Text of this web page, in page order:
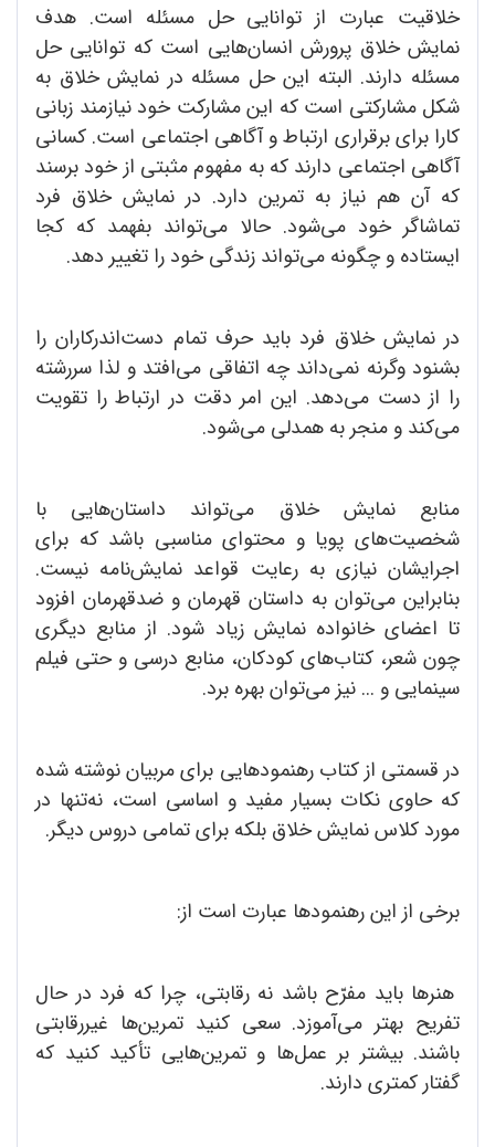
خلاقیت عبارت از توانایی حل مسئله است. هدف
نمایش خلاق پرورش انسان‌هایی است که توانایی حل
مسئله دارند. البته این حل مسئله در نمایش خلاق به
شکل مشارکتی است که این مشارکت خود نیازمند زبانی
کارا برای برقراری ارتباط و آگاهی اجتماعی است. کسانی
آ‌گاهی اجتماعی دارند که به مفهوم مثبتی از خود برسند
که آن هم نیاز به تمرین دارد. در نمایش خلاق فرد
تماشاگر خود می‌شود. حالا می‌تواند بفهمد که کجا
ایستاده و چگونه می‌تواند زندگی خود را تغییر دهد.
در نمایش خلاق فرد باید حرف تمام دست‌اندرکاران را
بشنود وگرنه نمی‌داند چه اتفاقی می‌افتد و لذا سررشته
را از دست می‌دهد. این امر دقت در ارتباط را تقویت
می‌کند و منجر به همدلی می‌شود.
منابع نمایش خلاق می‌تواند داستان‌هایی با
شخصیت‌های پویا و محتوای مناسبی باشد که برای
اجرایشان نیازی به رعایت قواعد نمایش‌نامه نیست.
بنابراین می‌توان به داستان قهرمان و ضدقهرمان افزود
تا اعضای خانواده نمایش زیاد شود. از منابع دیگری
چون شعر، کتاب‌های کودکان، منابع درسی و حتی فیلم‌
سینمایی و ... نیز می‌توان بهره برد.
در قسمتی از کتاب رهنمودهایی برای مربیان نوشته شده
که حاوی نکات بسیار مفید و اساسی است، نه‌تنها در
مورد کلاس نمایش خلاق بلکه برای تمامی دروس دیگر.
برخی از این رهنمودها عبارت‌ است از:
هنرها باید مفرّح باشد نه رقابتی، چرا که فرد در حال
تفریح بهتر می‌آموزد. سعی کنید تمرین‌ها غیررقابتی
باشند. بیشتر بر عمل‌ها و تمرین‌هایی تأکید کنید که
گفتار کمتری دارند.